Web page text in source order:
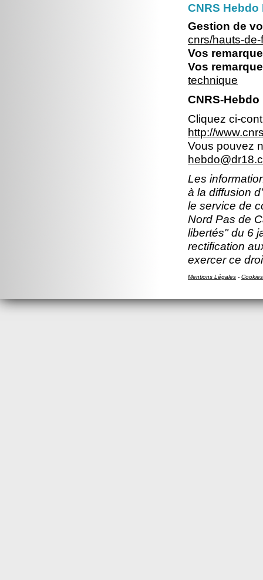
CNRS
Gestion de
cnrs/hauts-
Vos
Vos
technique
CNRS-
Cliquez ci-
http://
Vous pouvez
Les
à la diffusion
le service de
Nord Pas de
libertés" du 6
rectification
exercer ce
Mentions Légales - Cookies